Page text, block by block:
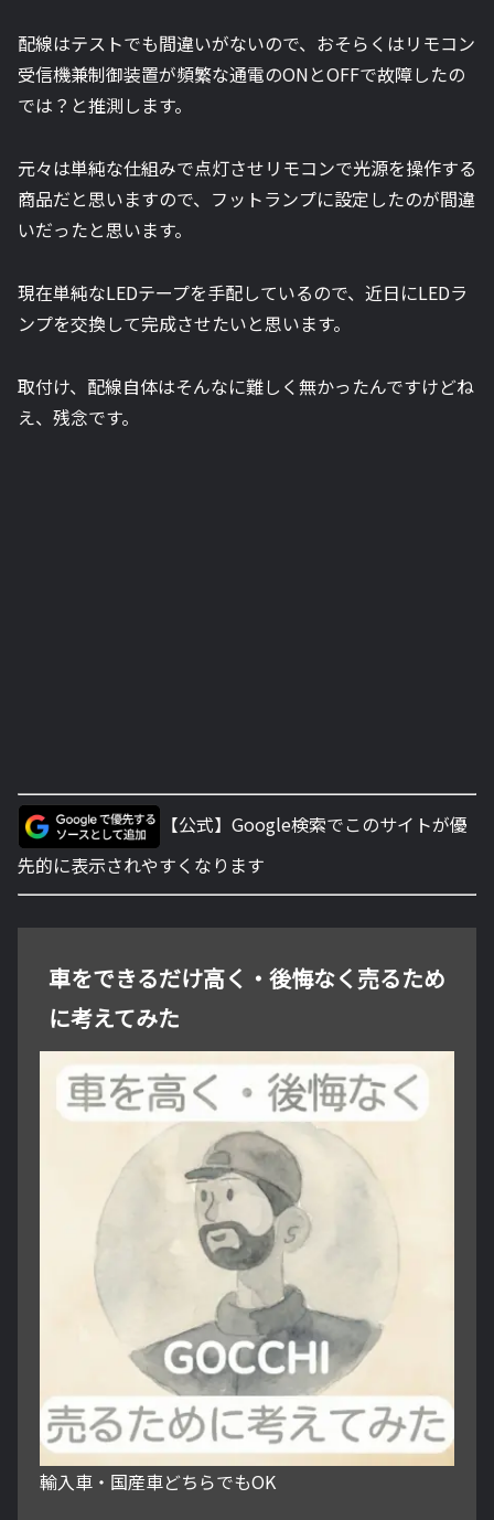
配線はテストでも間違いがないので、おそらくはリモコン
受信機兼制御装置が頻繁な通電のONとOFFで故障したの
では？と推測します。
元々は単純な仕組みで点灯させリモコンで光源を操作する
商品だと思いますので、フットランプに設定したのが間違
いだったと思います。
現在単純なLEDテープを手配しているので、近日にLEDラ
ンプを交換して完成させたいと思います。
取付け、配線自体はそんなに難しく無かったんですけどね
え、残念です。
【公式】Google検索でこのサイトが優
先的に表示されやすくなります
車をできるだけ高く・後悔なく売るため
に考えてみた
輸入車・国産車どちらでもOK